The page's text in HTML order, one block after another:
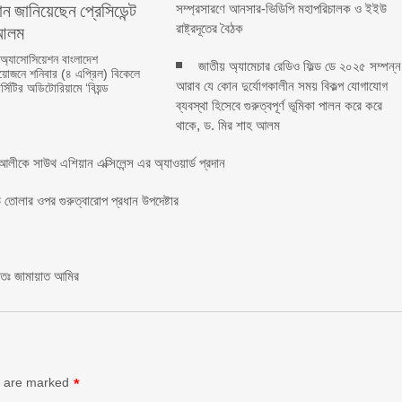
প্রেসিডেন্ট
বাংলাদেশ
শনিবার (৪ এপ্রিল) বিকেলে
অডিটোরিয়ামে ‘বিয়ন্ড
সম্প্রসারণে আনসার-ভিডিপি মহাপরিচালক ও ইইউ
রাষ্ট্রদূতের বৈঠক
জাতীয় অ্যামেচার রেডিও ফিল্ড ডে ২০২৫
আরাব যে কোন দুর্যোগকালীন সময় বিকল্প যোগাযোগ
ব্যবস্থা হিসেবে গুরুত্বপূর্ণ ভূমিকা পালন করে করে
থাকে, ড. মির শাহ আলম
সাউথ এশিয়ান এক্সিলেন্স এর অ্যাওয়ার্ড প্রদান
ওপর গুরুত্বারোপ প্রধান উপদেষ্টার
জামায়াত আমির
marked *